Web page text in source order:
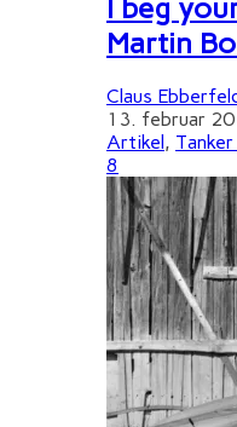
I beg
Martin
Claus
13. februar
Artikel,
8